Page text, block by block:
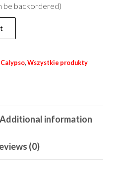
be backordered)
, Wszystkie produkty
Additional information
(0)